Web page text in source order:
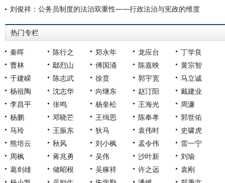
刘俊祥：公务员制度的法治双重性——行政法治与宪政的维度
热门专栏
秦晖 陈行之 郑永年 龙应台
丁学良
曹林
鄢烈山 傅国涌 陈嘉映
黄宗智
于建嵘
陈志武 徐贲 郭宇宽
马立诚
杨祖陶
沈志华 向继东 赵汀阳
戴建业
李昌平
张鸣 杨奎松 王海光
周濂
杨鹏
邓晓芒 王缉思 陈奉孝
郭世佑
马玲
王振东 狄马 袁伟时
史啸虎
熊培云
秋风 刘小枫 孟令伟
雷一宁
周枫
蒋兆勇 吴伟 沙叶新
刘瑜
葛剑雄
储昭根 吴稼祥 许之远
袁刚